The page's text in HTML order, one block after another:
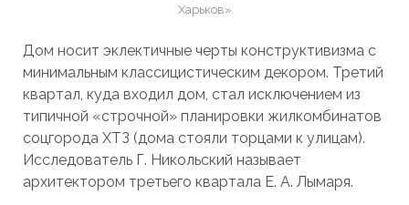
Харьков»
Дом носит эклектичные черты конструктивизма с
минимальным классицистическим декором. Третий
квартал, куда входил дом, стал исключением из
типичной «строчной» планировки жилкомбинатов
соцгорода ХТЗ (дома стояли торцами к улицам).
Исследователь Г. Никольский называет
архитектором третьего квартала Е. А. Лымаря.